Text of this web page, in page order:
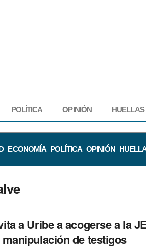
POLÍTICA OPINIÓN HUELLAS
ECONOMÍA POLÍTICA OPINIÓN
a Uribe a acogerse a la
de testigos